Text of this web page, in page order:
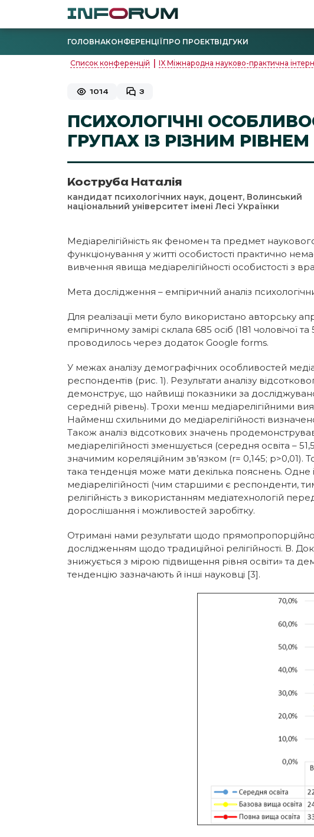
ГОЛОВНАКОНФЕРЕНЦІЇПРО ПРОЕКТВІДГУКИ
Список конференцій | IX Міжнародна науково-практична
1014 3
ПСИХОЛОГІЧНІ
ГРУПАХ ІЗ РІЗНИМ РІВНЕМ
Коструба Наталія
кандидат психологічних наук, доцент, Волинський
національний університет імені Лесі Українки
Медіарелігійність як феномен та предмет
функціонування у житті особистості практично
вивчення явища медіарелігійності особистості з
Мета дослідження – емпіричний аналіз
Для реалізації мети було використано авторську
емпіричному замірі склала 685 осіб (181 чоловічої
проводилось через додаток Google forms.
У межах аналізу демографічних особливостей
респондентів (рис. 1). Результати аналізу
демонструє, що найвищі показники за
середній рівень). Трохи менш медіарелігійними
Найменш схильними до медіарелігійності
Також аналіз відсоткових значень
медіарелігійності зменшується (середня освіта –
значимим кореляційним зв’язком (r= 0,145; p>0,01).
така тенденція може мати декілька пояснень.
медіарелігійності (чим старшими є респонденти,
релігійність з використанням медіатехнологій
дорослішання і можливостей заробітку.
Отримані нами результати щодо
дослідженням щодо традиційної релігійності. В.
знижується з мірою підвищення рівня освіти» та
тенденцію зазначають й інші науковці [3].